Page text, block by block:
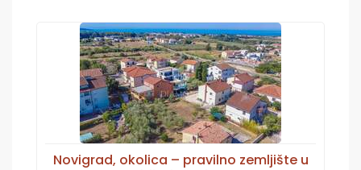
Novigrad, okolica – pravilno zemljište u